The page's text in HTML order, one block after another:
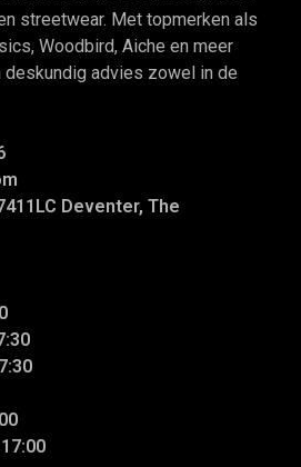
streetwear. Met topmerken als
Woodbird, Aiche en meer
advies zowel in de
Deventer, The